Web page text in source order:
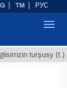
turşusy (t.)
TM РУС